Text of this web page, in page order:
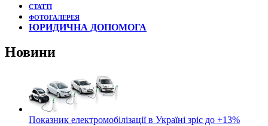
СТАТТІ
ФОТОГАЛЕРЕЯ
ЮРИДИЧНА ДОПОМОГА
Новини
Показник електромобілізації в Україні зріс до +13%